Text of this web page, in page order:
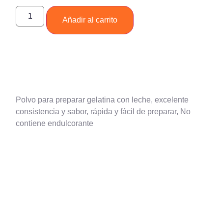
Añadir al carrito
Polvo para preparar gelatina con leche, excelente
consistencia y sabor, rápida y fácil de preparar, No
contiene endulcorante